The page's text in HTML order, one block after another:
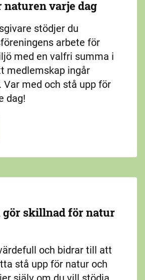
naturen varje dag
stödjer du
arbete för
med en valfri summa i
medlemskap ingår
med och stå upp för
dag!
gör skillnad för natur
och bidrar till att
stå upp för natur och